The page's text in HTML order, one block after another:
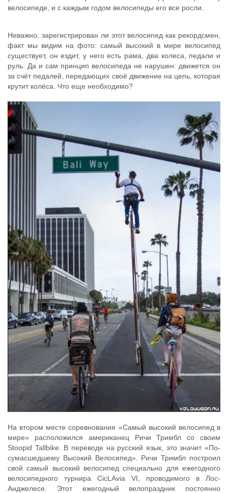
велосипеде, и с каждым годом велосипеды его все росли.
Неважно, зарегистрирован ли этот велосипед как рекордсмен,
факт мы видим на фото: самый высокий в мире велосипед
существует, он ездит, у него есть рама, два колеса, педали и
руль. Да и сам принцип велосипеда не нарушен: движется он
за счёт педалей, передающих своё движение на цепь, которая
крутит колёса. Что еще необходимо?
На втором месте соревнования «Самый высокий велосипед в
мире» расположился американец Ричи Тримбл со своим
Stoopid Tallbike. В переводе на русский язык, это значит «По-
сумасшедшему Высокий Велосипед». Ричи Тримбл построил
свой самый высокий велосипед специально для ежегодного
велосипедного турнира CicLAvia VI, проводимого в Лос-
Анджелесе. Этот ежегодный велопраздник постоянно